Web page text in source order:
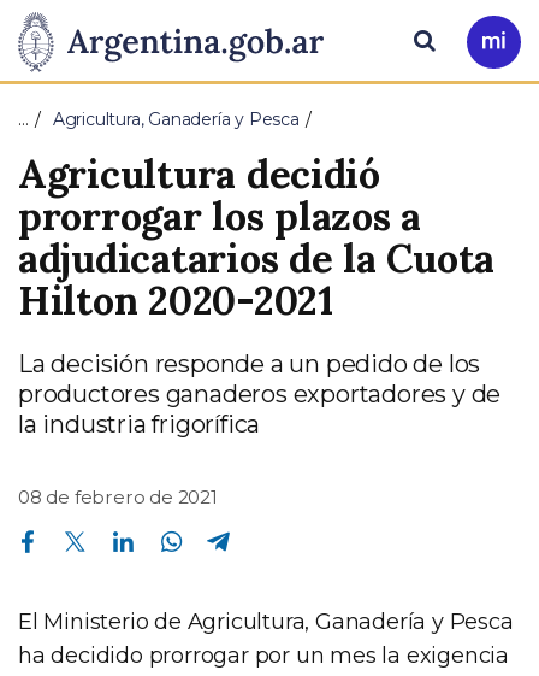
Presidencia
de
Nación
Pasar al contenido principal
Ir
a
Buscar
… Agricultura, Ganadería y Pesca
Agricultura decidió
prorrogar los plazos a
adjudicatarios de la Cuota
Hilton 2020-2021
La decisión responde a un pedido de los
productores ganaderos exportadores y de
la industria frigorífica
08 de febrero de 2021
Compartir en Facebook Compartir en Twitter Compartir en Linkedin Compartir en Whatsapp
El Ministerio de Agricultura, Ganadería y Pesca
ha decidido prorrogar por un mes la exigencia